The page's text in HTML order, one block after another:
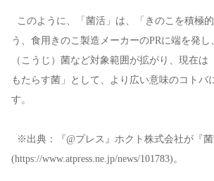
このように、「菌活」は、「きのこを積極
う、食用きのこ製造メーカーのPRに端を発
（こうじ）菌など対象範囲が拡がり、現在は
もたらす菌」として、より広い意味のコトバ
す。
※出典：『@プレス』ホクト株式会社が『
(https://www.atpress.ne.jp/news/101783)。